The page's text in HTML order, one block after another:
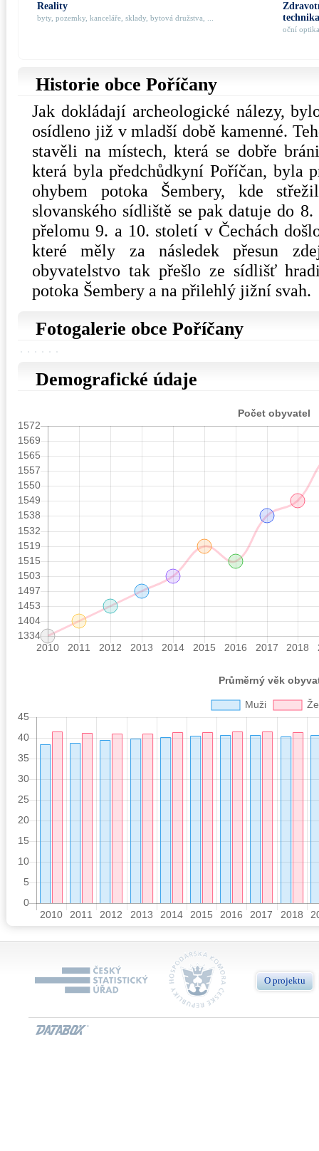
Reality
byty, pozemky, kanceláře, sklady, bytová družstva, ...
technika
oční
Historie obce Poříčany
Jak dokládají archeologické nálezy,
osídleno již v mladší době kamenné.
stavěli na místech, která se dobře
která byla předchůdkyní Poříčan, byla
ohybem potoka Šembery, kde
slovanského sídliště se pak datuje do
přelomu 9. a 10. století v Čechách
které měly za následek přesun
obyvatelstvo tak přešlo ze sídlišť
potoka Šembery a na přilehlý jižní svah.
Fotogalerie obce Poříčany
Demografické údaje
O projektu